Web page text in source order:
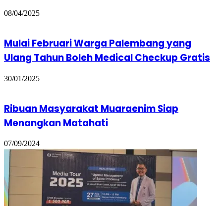
08/04/2025
Mulai Februari Warga Palembang yang
Ulang Tahun Boleh Medical Checkup Gratis
30/01/2025
Ribuan Masyarakat Muaraenim Siap
Menangkan Matahati
07/09/2024